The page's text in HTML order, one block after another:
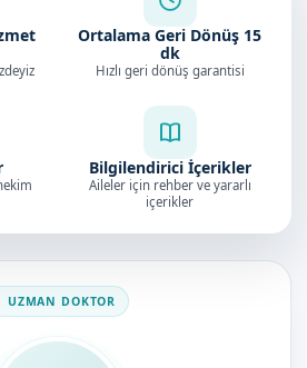
Ortalama Geri Dönüş 15
dk
Hızlı geri dönüş garantisi
Bilgilendirici İçerikler
Aileler için rehber ve yararlı
içerikler